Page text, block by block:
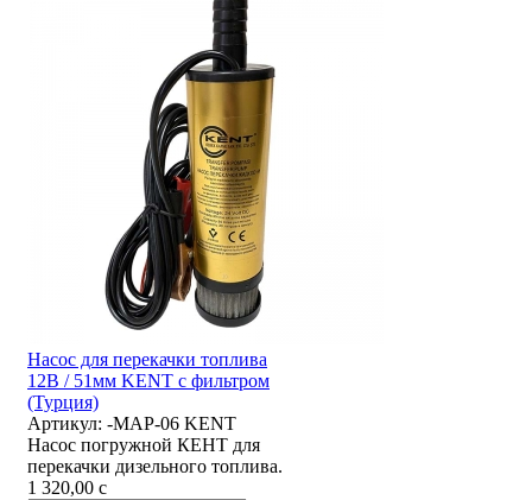
Насос для перекачки топлива
12В / 51мм KENT с фильтром
(Турция)
Артикул: -MAP-06 KENT
Насос погружной КЕНТ для
перекачки дизельного топлива.
1 320,00 c